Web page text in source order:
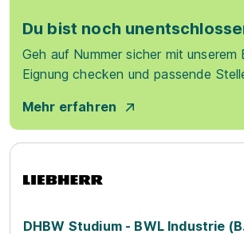
Du bist noch
Geh auf Nummer sicher mit unserem
Eignung checken und passende
Mehr erfahren
DHBW Studium - BWL Industrie